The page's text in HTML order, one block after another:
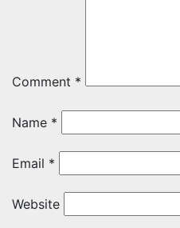
Comment *
Name *
Email *
Website